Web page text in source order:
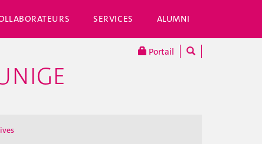
SERVICES ALUMNI
Portail